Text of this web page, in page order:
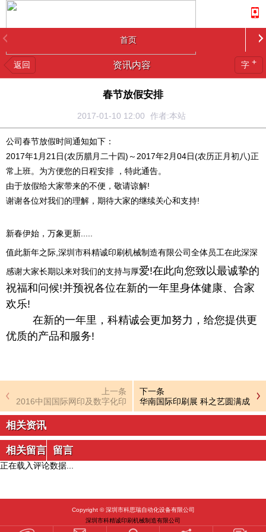
首页
返回 资讯内容 字 +
春节放假安排
2017-01-10 12:00 作者:本站
公司春节放假时间通知如下：
2017年1月21日(农历腊月二十四)～2017年2月04日(农历正月初八)正
常上班。为方便您的日程安排 ，特此通告。
由于放假给大家带来的不便，敬请谅解!
谢谢各位对我们的理解，期待大家的继续关心和支持!
新春伊始，万象更新.....
值此新年之际,深圳市科精诚印刷机械制造有限公司全体员工在此深深
感谢大家长期以来对我们的支持与厚爱!在此向您致以最诚挚的
祝福和问候!并预祝各位在新的一年里身体健康、合家
欢乐!
在新的一年里，科精诚会更加努力，给您提供更
优质的产品和服务!
上一条
2016中国国际网印及数字化印
刷展将于11月盛大开幕 科之艺
下一条
华南国际印刷展 科之艺圆满成
功
相关资讯
相关留言 留言
正在载入评论数据...
Copyright © 深圳市科思瑞自动化设备有限公司
深圳市科精诚印刷机械制造有限公司